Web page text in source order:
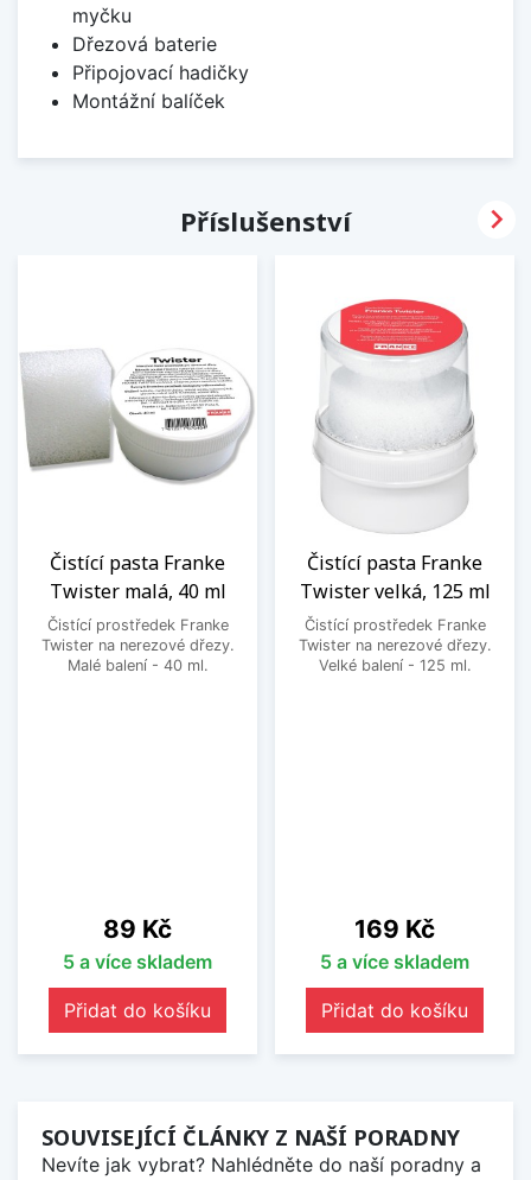
myčku
Dřezová baterie
Připojovací hadičky
Montážní balíček
Příslušenství
Čistící pasta Franke
Twister malá, 40 ml
Čistící prostředek Franke
Twister na nerezové dřezy.
Malé balení - 40 ml.
Cena
89 Kč
5 a více skladem
Přidat do košíku
Čistící pasta Franke
Twister velká, 125 ml
Čistící prostředek Franke
Twister na nerezové dřezy.
Velké balení - 125 ml.
Cena
169 Kč
5 a více skladem
Přidat do košíku

SOUVISEJÍCÍ ČLÁNKY Z NAŠÍ PORADNY
Nevíte jak vybrat? Nahlédněte do naší poradny a